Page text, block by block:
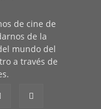
de cine de
de la
mundo del
a través de